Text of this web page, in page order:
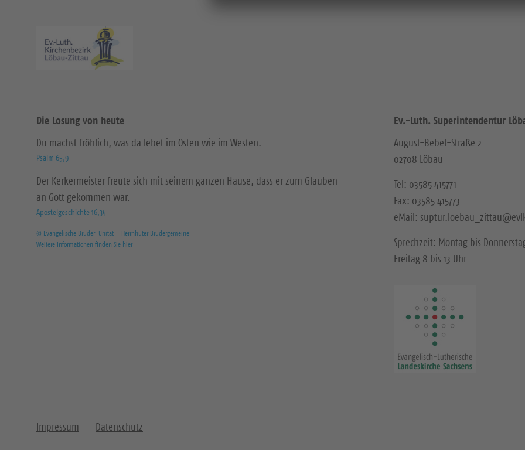
Die Losung von heute
Du machst fröhlich, was da lebet im Osten wie im Westen.
Psalm 65,9
Der Kerkermeister freute sich mit seinem ganzen Hause, dass er zum Glauben
an Gott gekommen war.
Apostelgeschichte 16,34
© Evangelische Brüder-Unität – Herrnhuter Brüdergemeine
Weitere Informationen finden Sie hier
Ev.-Luth. Superintendentur
August-Bebel-Straße 2
02708 Löbau
Tel: 03585 415771
Fax: 03585 415773
eMail:
Sprechzeit: Montag bis
Freitag 8 bis 13 Uhr
Impressum Datenschutz